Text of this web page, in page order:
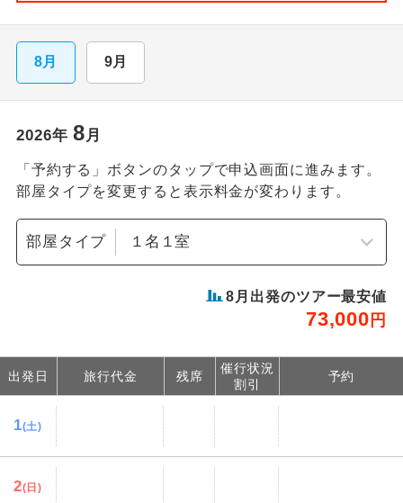
8月 9月
2026年 8月
「予約する」ボタンのタップで申込画面に進みます。
部屋タイプを変更すると表示料金が変わります。
部屋タイプ
8 月出発のツアー最安値
73,000 円
出発日 旅行代金 残席
催行状況
割引
予約
1(土)
2(日)